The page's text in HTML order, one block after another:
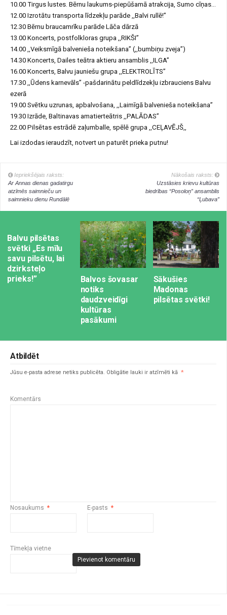
10.00 Tirgus lustes. Bērnu laukums-piepūšamā atrakcija, Sumo cīņas…
12.00 Izrotātu transporta līdzekļu parāde ,,Balvi rullē!”
12.30 Bērnu braucamrīku parāde Lāča dārzā
13.00 Koncerts, postfolkloras grupa ,,RIKŠI”
14.00 ,,Veiksmīgā balvenieša noteikšana” (,,bumbiņu zveja”)
14.30 Koncerts, Dailes teātra aktieru ansamblis ,,ILGA”
16.00 Koncerts, Balvu jauniešu grupa ,,ELEKTROLĪTS”
17.30 ,,Ūdens karnevāls” -pašdarinātu peldlīdzekļu izbrauciens Balvu
ezerā
19.00 Svētku uzrunas, apbalvošana, ,,Laimīgā balvenieša noteikšana”
19.30 Izrāde, Baltinavas amatierteātris ,,PALĀDAS”
22.00 Pilsētas estrādē zaļumballe, spēlē grupa ,,CEĻAVĒJŠ,,
Lai izdodas ieraudzīt, notvert un paturēt prieka putnu!
Iepriekšējais raksts:
Ar Annas dienas gadatirgu
atzīmēs saimnieču un
saimnieku dienu Rundālē
Nākošais raksts:
Uzstāsies krievu kultūras
biedrības “Posoloņ” ansamblis
“Ļubava”
Balvu pilsētas
svētki ,,Es mīlu
savu pilsētu, lai
dzirksteļo
prieks!”
Balvos šovasar
notiks
daudzveidīgi
kultūras
pasākumi
Sākušies
Madonas
pilsētas svētki!
Atbildēt
Jūsu e-pasta adrese netiks publicēta. Obligātie lauki ir atzīmēti kā *
Komentārs
Nosaukums * E-pasts *
Tīmekļa vietne